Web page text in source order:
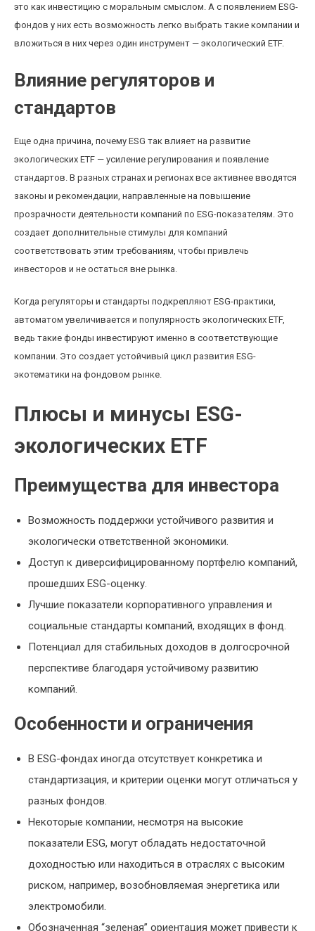
это как инвестицию с моральным смыслом. А с появлением ESG-
фондов у них есть возможность легко выбрать такие компании и
вложиться в них через один инструмент — экологический ETF.
Влияние регуляторов и
стандартов
Еще одна причина, почему ESG так влияет на развитие
экологических ETF — усиление регулирования и появление
стандартов. В разных странах и регионах все активнее вводятся
законы и рекомендации, направленные на повышение
прозрачности деятельности компаний по ESG-показателям. Это
создает дополнительные стимулы для компаний
соответствовать этим требованиям, чтобы привлечь
инвесторов и не остаться вне рынка.
Когда регуляторы и стандарты подкрепляют ESG-практики,
автоматом увеличивается и популярность экологических ETF,
ведь такие фонды инвестируют именно в соответствующие
компании. Это создает устойчивый цикл развития ESG-
экотематики на фондовом рынке.
Плюсы и минусы ESG-
экологических ETF
Преимущества для инвестора
Возможность поддержки устойчивого развития и
экологически ответственной экономики.
Доступ к диверсифицированному портфелю компаний,
прошедших ESG-оценку.
Лучшие показатели корпоративного управления и
социальные стандарты компаний, входящих в фонд.
Потенциал для стабильных доходов в долгосрочной
перспективе благодаря устойчивому развитию
компаний.
Особенности и ограничения
В ESG-фондах иногда отсутствует конкретика и
стандартизация, и критерии оценки могут отличаться у
разных фондов.
Некоторые компании, несмотря на высокие
показатели ESG, могут обладать недостаточной
доходностью или находиться в отраслях с высоким
риском, например, возобновляемая энергетика или
электромобили.
Обозначенная “зеленая” ориентация может привести к